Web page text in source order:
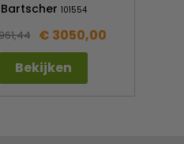
Bartscher 101554
€ 3050,00
Bekijken